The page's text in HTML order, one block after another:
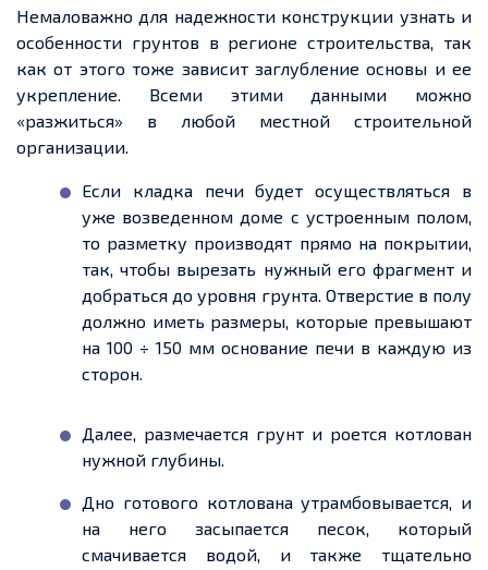
Немаловажно для надежности конструкции узнать и
особенности грунтов в регионе строительства, так
как от этого тоже зависит заглубление основы и ее
укрепление. Всеми этими данными можно
«разжиться» в любой местной строительной
организации.
Если кладка печи будет осуществляться в
уже возведенном доме с устроенным полом,
то разметку производят прямо на покрытии,
так, чтобы вырезать нужный его фрагмент и
добраться до уровня грунта. Отверстие в полу
должно иметь размеры, которые превышают
на 100 ÷ 150 мм основание печи в каждую из
сторон.
Далее, размечается грунт и роется котлован
нужной глубины.
Дно готового котлована утрамбовывается, и
на него засыпается песок, который
смачивается водой, и также тщательно